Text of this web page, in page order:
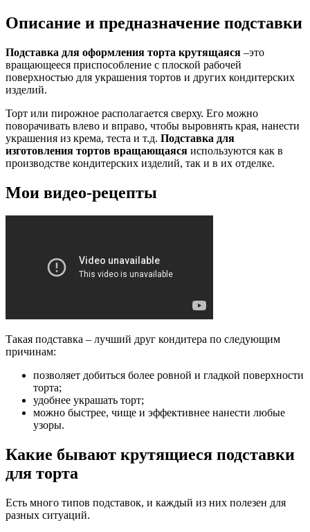
Описание и предназначение подставки
Подставка для оформления торта крутящаяся –это
вращающееся приспособление с плоской рабочей
поверхностью для украшения тортов и других кондитерских
изделий.
Торт или пирожное располагается сверху. Его можно
поворачивать влево и вправо, чтобы выровнять края, нанести
украшения из крема, теста и т.д. Подставка для
изготовления тортов вращающаяся используются как в
производстве кондитерских изделий, так и в их отделке.
Мои видео-рецепты
Такая подставка – лучший друг кондитера по следующим
причинам:
позволяет добиться более ровной и гладкой поверхности
торта;
удобнее украшать торт;
можно быстрее, чище и эффективнее нанести любые
узоры.
Какие бывают крутящиеся подставки
для торта
Есть много типов подставок, и каждый из них полезен для
разных ситуаций.